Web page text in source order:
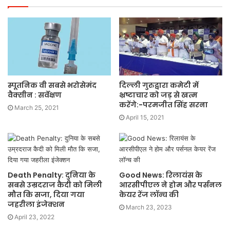
स्पूतनिक वी सबसे भरोसेमंद
वैक्सीन : सर्वेक्षण
March 25, 2021
दिल्ली गुरुद्वारा कमेटी में
भ्रष्टाचार को जड़ से खत्म
करेंगे:-परमजीत सिंह सरना
April 15, 2021
Death Penalty: दुनिया के
सबसे उम्रदराज कैदी को मिली
मौत कि सजा, दिया गया
जहरीला इंजेक्शन
April 23, 2022
Good News: रिलायंस के
आरसीपीएल ने होम और पर्सनल
केयर रेंज लॉन्च की
March 23, 2023